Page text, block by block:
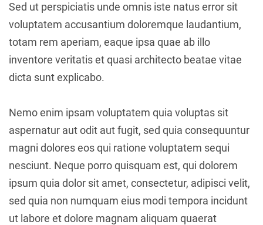
Sed ut perspiciatis unde omnis iste natus error sit
voluptatem accusantium doloremque laudantium,
totam rem aperiam, eaque ipsa quae ab illo
inventore veritatis et quasi architecto beatae vitae
dicta sunt explicabo.
Nemo enim ipsam voluptatem quia voluptas sit
aspernatur aut odit aut fugit, sed quia consequuntur
magni dolores eos qui ratione voluptatem sequi
nesciunt. Neque porro quisquam est, qui dolorem
ipsum quia dolor sit amet, consectetur, adipisci velit,
sed quia non numquam eius modi tempora incidunt
ut labore et dolore magnam aliquam quaerat